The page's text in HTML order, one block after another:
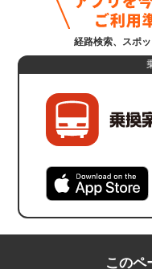
経路検索、スポ
このペ